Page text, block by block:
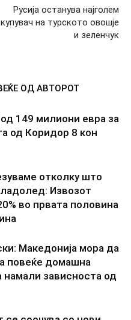
Русија останува најголем
купувач на турското овошје
и зеленчук
ОД АВТОРОТ
149 милиони евра за
од Коридор 8 кон
отколку што
Извозот
во првата половина
Македонија мора да
повеќе домашна
намали зависноста од